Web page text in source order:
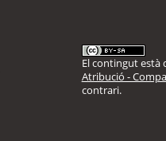
El contingut està
Atribució -
contrari.